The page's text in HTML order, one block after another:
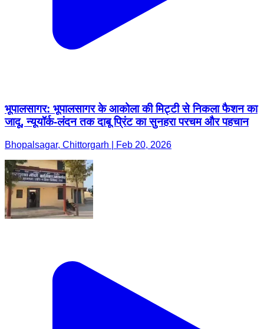
भूपालसागर: भूपालसागर के आकोला की मिट्टी से निकला फैशन का
जादू, न्यूयॉर्क-लंदन तक दाबू प्रिंट का सुनहरा परचम और पहचान
Bhopalsagar, Chittorgarh | Feb 20, 2026